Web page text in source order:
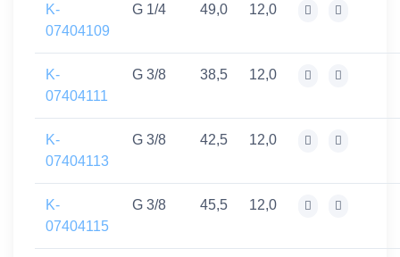
K-
07404109
G 1/4 49,0 12,0
K-
07404111
G 3/8 38,5 12,0
K-
07404113
G 3/8 42,5 12,0
K-
07404115
G 3/8 45,5 12,0